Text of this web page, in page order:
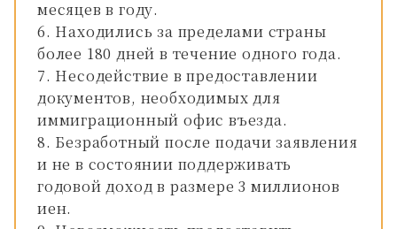
месяцев в году.
Находились за пределами страны
более 180 дней в течение одного года.
Несодействие в предоставлении
документов, необходимых для
иммиграционный офис въезда.
Безработный после подачи заявления
и не в состоянии поддерживать
годовой доход в размере 3 миллионов
иен.